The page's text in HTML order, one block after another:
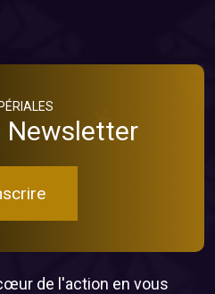
Newsletter
de l'action en vous